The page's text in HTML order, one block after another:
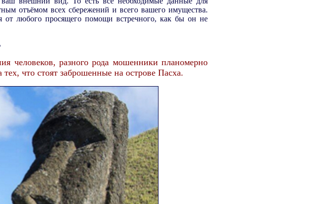
отъёмом всех сбережений и всего вашего имущества.
от любого просящего помощи встречного, как бы он не
человеков, разного рода мошенники планомерно
что стоят заброшенные на острове Пасха.